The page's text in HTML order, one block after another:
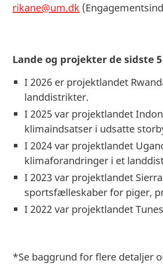
rikane@um.dk
Lande og projekter de sidste
I 2026 er projektlandet
landdistrikter.
I 2025 var projektlandet
klimaindsatser i udsatte
I 2024 var projektlandet
klimaforandringer i et
I 2023 var projektlandet
sportsfælleskaber for piger,
I 2022 var projektlandet
*Se baggrund for flere detaljer